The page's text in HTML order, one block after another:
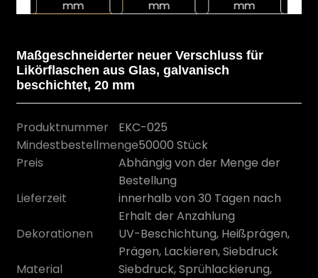
Maßgeschneiderter neuer Verschluss für
Likörflaschen aus Glas, galvanisch
beschichtet, 20 mm
Produktnummer
EKC-025
Mindestbestellmenge50000 Stück
Preis
Abhängig von der Menge der
Bestellung
Lieferzeit
innerhalb von 30 Tagen nach
Erhalt der Anzahlung
Dekorationen
UV-Beschichtung, Heißprägen,
Prägen, Lackieren, Siebdruck
Material
Siebdruck, Sprühlackierung,